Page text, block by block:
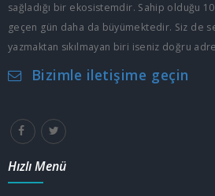
sağladığı bir ekosistemdir. Sahip olduğu
geçen gün daha da büyümektedir. Siz de
yazmaktan sıkılmayan biri iseniz doğru
Bizimle iletişime geçin
Hızlı Menü